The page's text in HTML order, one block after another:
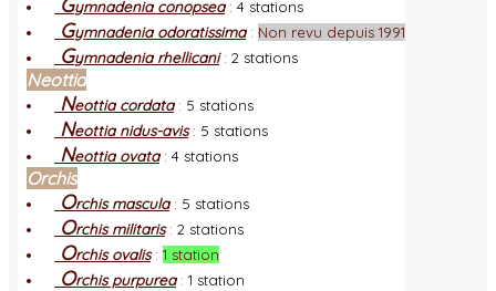
ymnadenia conopsea: 4 stations
Gymnadenia odoratissima: Non revu depuis 1991
Gymnadenia rhellicani: 2 stations
Neottia
Neottia cordata: 5 stations
Neottia nidus-avis: 5 stations
Neottia ovata: 4 stations
Orchis
Orchis mascula: 5 stations
Orchis militaris: 2 stations
Orchis ovalis: 1 station
Orchis purpurea: 1 station